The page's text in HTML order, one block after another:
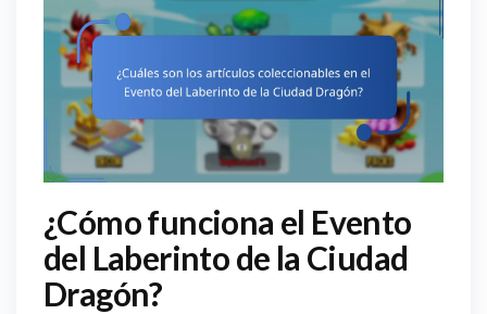
¿Cómo funciona el Evento
del Laberinto de la Ciudad
Dragón?